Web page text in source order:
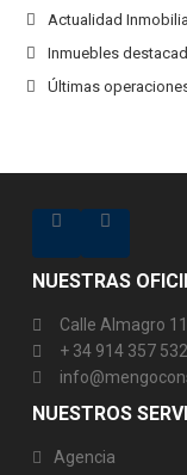
Actualidad
Inmuebles
Últimas
NUESTRAS
Calle Almagro
+ 34 914 357 532
NUESTROS
Agencia